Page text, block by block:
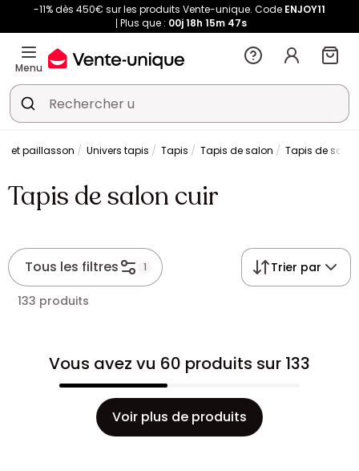
-11% dès 450€ sur les produits Vente-unique. Code ENJOY11
Plus que : 00j 18h 15m 46s
Menu
et paillasson Univers tapis Tapis Tapis de salon Tapis de
Tapis de salon cuir
Tous les filtres 1 Trier par
133 produits
Vous avez vu 60 produits sur 133
Voir plus de produits